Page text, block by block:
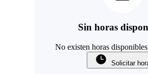
Sin horas
No existen horas
Solicitar